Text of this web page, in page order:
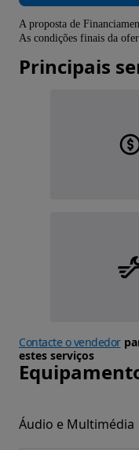
A proposta de
As condições finais da
Principais
Contacte o vendedor
estes serviços
Áudio e Multimédia